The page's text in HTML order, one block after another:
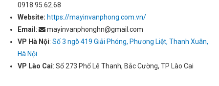
0918.95.62.68
Website: https://mayinvanphong.com.vn/
Email :
mayinvanphonghn@gmail.com
VP Hà Nội: Số 3 ngõ 419 Giải Phóng, Phương Liệt, Thanh Xuân,
Hà Nội
VP Lào Cai: Số 273 Phố Lê Thanh, Bắc Cường, TP Lào Cai